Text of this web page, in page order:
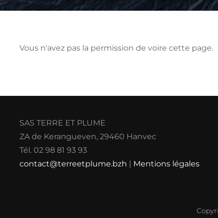
Vous n'avez pas la permission de voire cette page.
SAS TERRE ET PLUME
ZA de Kerangueven, 29460 Hanvec
Tél. 02 98 81 93 93
contact@terreetplume.bzh | Mentions légales